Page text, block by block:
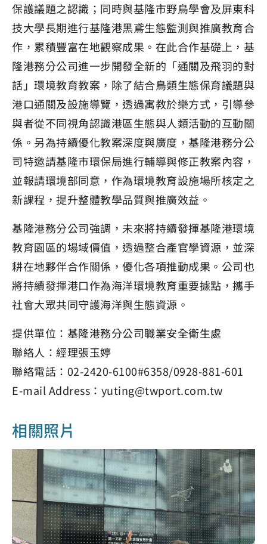
保護議題之認識；同時與基隆市野鳥學會及屏東科
技大學長期進行基隆港黑鳶生態監測與推廣教育合
作，累積豐富在地觀察成果。在此合作基礎上，基
隆港務分公司進一步開發全新的「通關及飛羽的對
話」環境教育教案，除了結合鳥類生態保育議題與
港口通關及設施導覽，透過寓教於樂方式，引導參
與者從不同視角認識港區生態與人類活動的互動關
係。另為持續優化教案深度與廣度，基隆港務分公
司特邀請基隆市環保局進行輔導與修正教案內容，
並報請環境部同意，作為環境教育設施場所核定之
新課程，提升整體教學品質與推廣效益。
基隆港務分公司強調，未來將持續發揮基隆港環境
教育園區的場域價值，透過整合產官學資源，並深
耕在地夥伴合作關係，優化各項推動成果。公司也
將持續發揮港口作為海洋環境教育重要據點，攜手
社會大眾共同守護海洋與生態資源。
提供單位：基隆港務分公司職業安全衛生處
聯絡人：經理張玉婷
聯絡電話：02-2420-6100#6358/0928-881-601
E-mail Address：yuting@twport.com.tw
相關照片